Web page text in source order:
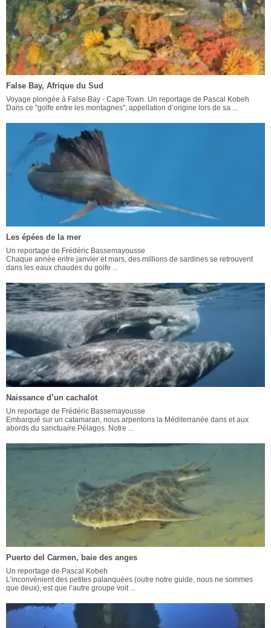
False Bay, Afrique du Sud
Voyage plongée à False Bay - Cape Town. Un reportage de Pascal Kobeh
Dans ce "golfe entre les montagnes", appellation d’origine lors de sa ...
Les épées de la mer
Un reportage de Frédéric Bassemayousse
Chaque année entre janvier et mars, des millions de sardines se retrouvent
dans les eaux chaudes du golfe ...
Naissance d’un cachalot
Un reportage de Frédéric Bassemayousse
Embarqué sur un catamaran, nous arpentons la Méditerranée dans et aux
abords du sanctuaire Pélagos. Notre ...
Puerto del Carmen, baie des anges
Un reportage de Pascal Kobeh
L’inconvénient des petites palanquées (outre notre guide, nous ne sommes
que deux), est que l’autre groupe voit ...